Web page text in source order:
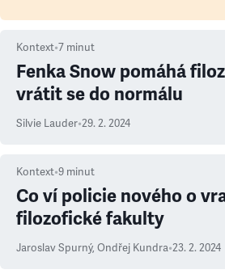
Kontext•7 minut
Fenka Snow pomáhá
vrátit se do normálu
Silvie Lauder•29. 2. 2024
Kontext•9 minut
Co ví policie nového o
filozofické fakulty
Jaroslav Spurný, Ondřej Kundra•23. 2. 2024